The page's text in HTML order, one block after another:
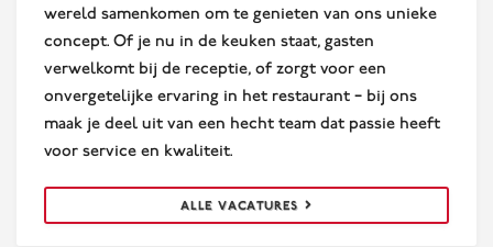
wereld samenkomen om te genieten van ons unieke
concept. Of je nu in de keuken staat, gasten
verwelkomt bij de receptie, of zorgt voor een
onvergetelijke ervaring in het restaurant – bij ons
maak je deel uit van een hecht team dat passie heeft
voor service en kwaliteit.
ALLE VACATURES